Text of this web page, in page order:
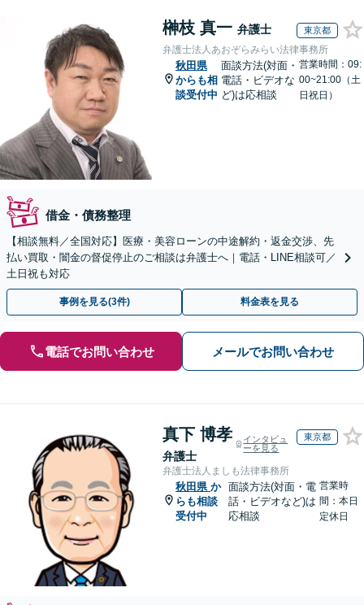
榊枝 真一 弁護士 東京都
弁護士法人あおぞらみらい法律事務所
秋田県
からも相
談受付中
面談方法(対面・
電話・ビデオな
ど)は応相談
営業時間：09:
00~21:00（土
日祝日）
借金・債務整理
【相談無料／全国対応】医療・美容ローンの中途解約・返金交渉、先
払い買取・闇金の督促停止のご相談は弁護士へ｜電話・LINE相談可／
土日祝も対応
事例を見る(3件) 料金表を見る
電話でお問い合わせ メールでお問い合わせ
真下 博孝
弁護士
インタビュ
ーを見る
東京都
弁護士法人ましも法律事務所
秋田県 か
らも相談
受付中
面談方法(対面・電
話・ビデオなど)は
応相談
営業時
間：本日
定休日